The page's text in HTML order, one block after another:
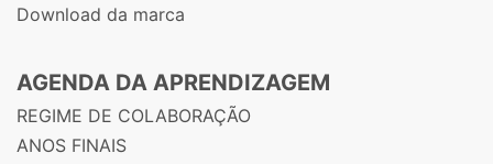
Download da marca
AGENDA DA APRENDIZAGEM
REGIME DE COLABORAÇÃO
ANOS FINAIS